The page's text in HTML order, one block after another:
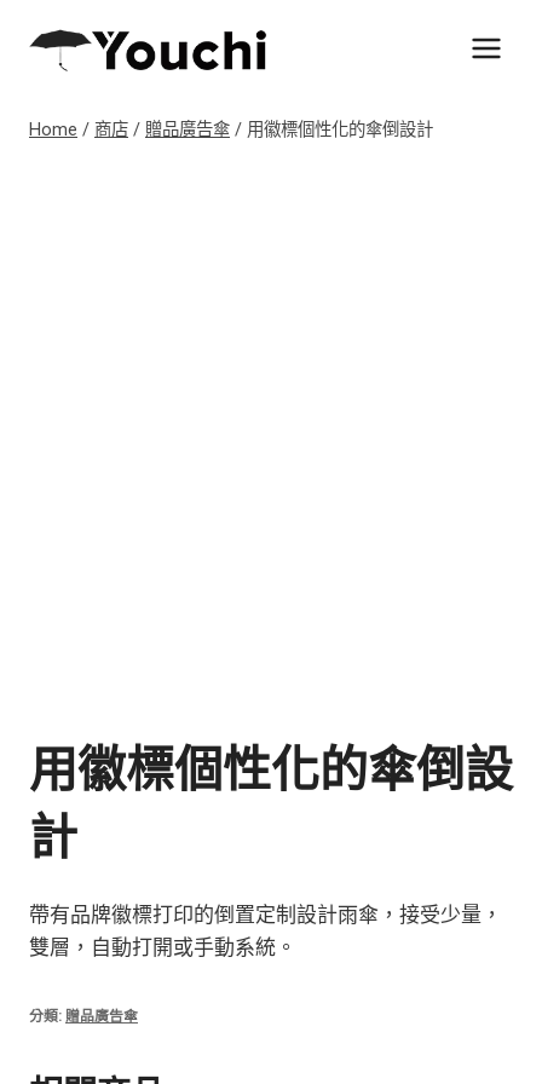
Home / 商店 / 贈品廣告傘 / 用徽標個性化的傘倒設計
用徽標個性化的傘倒設
計
帶有品牌徽標打印的倒置定制設計雨傘，接受少量，
雙層，自動打開或手動系統。
分類: 贈品廣告傘